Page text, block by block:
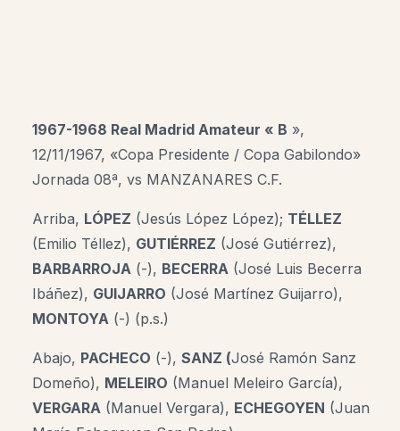
1967-1968 Real Madrid Amateur « B »,
12/11/1967, «Copa Presidente / Copa Gabilondo»
Jornada 08ª, vs MANZANARES C.F.
Arriba, LÓPEZ (Jesús López López); TÉLLEZ
(Emilio Téllez), GUTIÉRREZ (José Gutiérrez),
BARBARROJA (-), BECERRA (José Luis Becerra
Ibáñez), GUIJARRO (José Martínez Guijarro),
MONTOYA (-) (p.s.)
Abajo, PACHECO (-), SANZ (José Ramón Sanz
Domeño), MELEIRO (Manuel Meleiro García),
VERGARA (Manuel Vergara), ECHEGOYEN (Juan